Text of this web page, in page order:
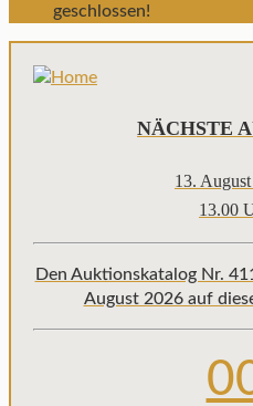
geschlossen!
NÄCHSTE
13.
13.00
Den Auktionskatalog Nr.
August 2026 auf